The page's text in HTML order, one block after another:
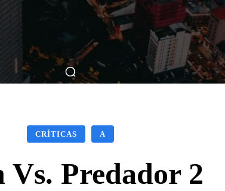
Cinemas Matérias Nos Cinemas Filmes
CRÍTICAS A
Vs. Predador 2